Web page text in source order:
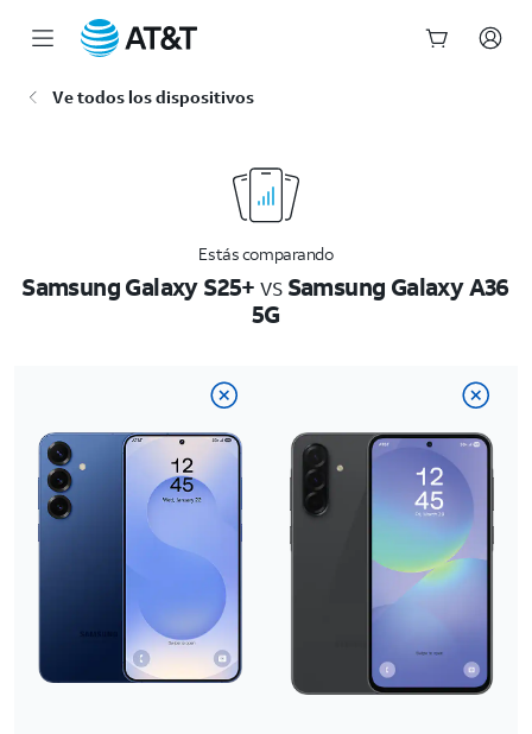
Ve todos los dispositivos
Estás comparando
Samsung Galaxy S25+vsSamsung Galaxy A36
5G